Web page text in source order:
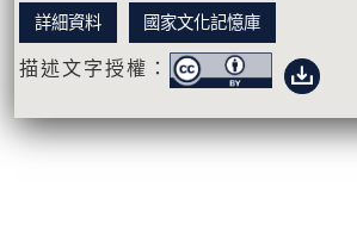
詳細資料 國家文化記憶庫
描述文字授權：